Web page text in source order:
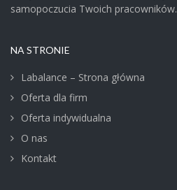
samopoczucia Twoich pracowników.
NA STRONIE
Labalance – Strona główna
Oferta dla firm
Oferta indywidualna
O nas
Kontakt